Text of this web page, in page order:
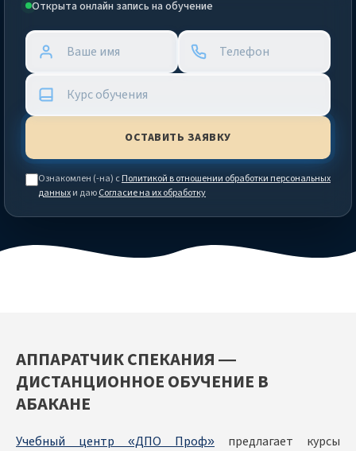
Открыта онлайн запись на обучение
Ознакомлен (-на) сПолитикой в отношении обработки персональных
данныхи даюСогласие на их обработку
АППАРАТЧИК СПЕКАНИЯ —
ДИСТАНЦИОННОЕ ОБУЧЕНИЕ В
АБАКАНЕ
Учебный центр «ДПО Проф» предлагает курсы